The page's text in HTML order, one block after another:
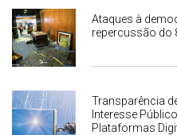
Ataques à
repercussão do
Transparência
Interesse
Plataformas